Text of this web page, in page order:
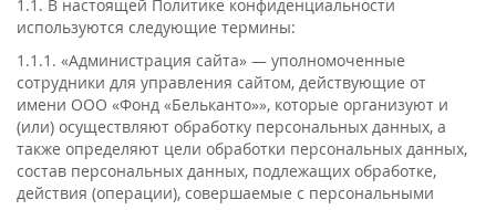
1.1. В настоящей Политике конфиденциальности
используются следующие термины:
1.1.1. «Администрация сайта» — уполномоченные
сотрудники для управления сайтом, действующие от
имени ООО «Фонд «Бельканто»», которые организуют и
(или) осуществляют обработку персональных данных, а
также определяют цели обработки персональных данных,
состав персональных данных, подлежащих обработке,
действия (операции), совершаемые с персональными